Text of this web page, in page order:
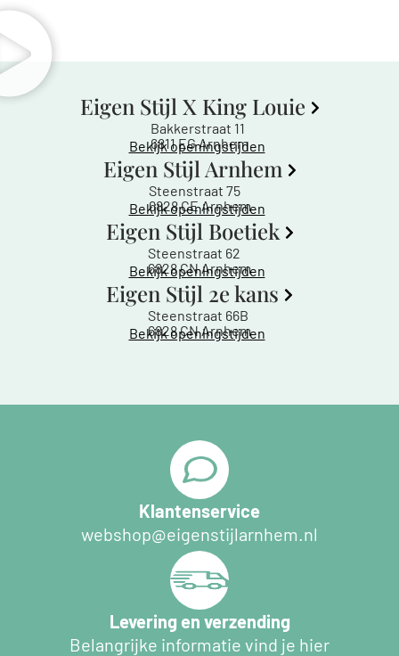
Eigen Stijl X King Louie
Bakkerstraat 11
6811 EG Arnhem
Bekijk openingstijden
Eigen Stijl Arnhem
Steenstraat 75
6828 CE Arnhem
Bekijk openingstijden
Eigen Stijl Boetiek
Steenstraat 62
6828 CN Arnhem
Bekijk openingstijden
Eigen Stijl 2e kans
Steenstraat 66B
6828 CN Arnhem
Bekijk openingstijden
Klantenservice
webshop@eigenstijlarnhem.nl
Levering en verzending
Belangrijke informatie vind je hier